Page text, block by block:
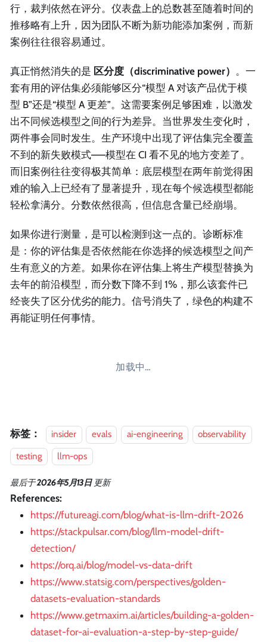
行，裁判依然在评分。仪表盘上的总数甚至随着时间的
推移略有上升，因为团队不断为新功能添加案例，而新
案例往往很容易通过。
真正悄然消失的是 区分度（discriminative power） 。一
套有用的评估集必须能够区分“模型 A 对该产品优于模
型 B”还是“模型 A 更差”。这需要案例足够困难，以激发
出不同候选模型之间的行为差异。当世界发生变化时，
两件事会同时发生。生产环境中出现了评估集完全覆盖
不到的新失败模式——模型在 CI 看不见的地方变差了。
而旧案例往往变得极其简单：底层模型在两年前觉得困
难的输入上已经有了显著提升，现在每个候选模型都能
轻松拿满分。分数依然很高，但信息含量已经崩塌。
如果你进行测量，是可以检测到这一点的。诊断标准
是：你的评估集是否依然能在你选择的候选模型之间产
生有意义的方差。如果你在评估集上将生产模型替换为
去年的前沿模型，而分数下降不到 1%，那么该套件已
经丧失了区分优劣的能力。信号消失了，绿色的构建不
再能证明任何事情。
加载中…
标签： insider evals ai-engineering
observability
testing
llm-ops
最后于2026年5月13日 更新
References:
https://futureagi.com/blog/what-is-llm-drift-2026
https://stackpulsar.com/blog/llm-model-drift-
detection/
https://orq.ai/blog/model-vs-data-drift
https://www.statsig.com/perspectives/golden-
datasets-evaluation-standards
https://www.getmaxim.ai/articles/building-a-golden-
dataset-for-ai-evaluation-a-step-by-step-guide/